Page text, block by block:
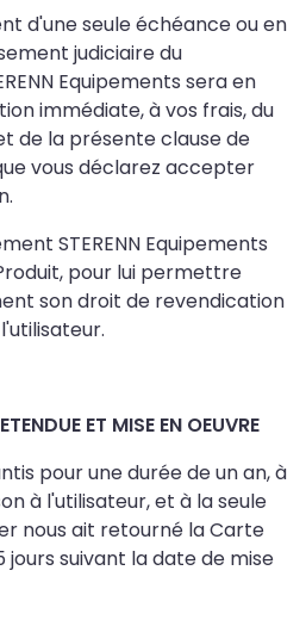
d'une seule échéance ou en
judiciaire du
Equipements sera en
immédiate, à vos frais, du
de la présente clause de
vous déclarez accepter
STERENN Equipements
pour lui permettre
son droit de revendication
ET MISE EN OEUVRE
pour une durée de un an, à
à l'utilisateur, et à la seule
nous ait retourné la Carte
jours suivant la date de mise